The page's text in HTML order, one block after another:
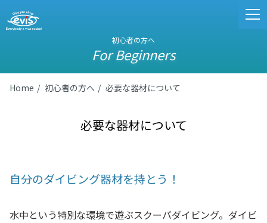
初心者の方へ
For Beginners
Home 初心者の方へ 必要な器材について
必要な器材について
自分のダイビング器材を持とう！
水中という特別な環境で遊ぶスクーバダイビング。ダイビ